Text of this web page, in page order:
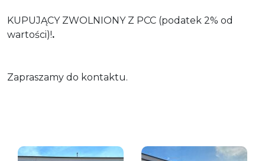
KUPUJĄCY ZWOLNIONY Z PCC (podatek 2% od
wartości)!.
Zapraszamy do kontaktu.